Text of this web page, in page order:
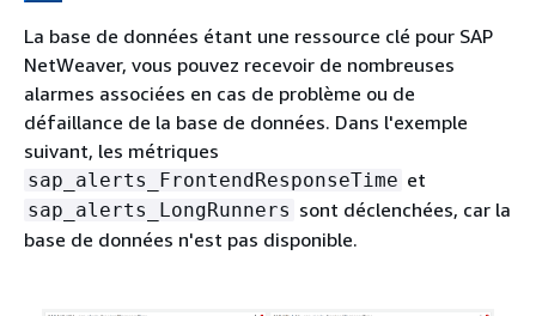
La base de données étant une ressource clé pour SAP
NetWeaver, vous pouvez recevoir de nombreuses
alarmes associées en cas de problème ou de
défaillance de la base de données. Dans l'exemple
suivant, les métriques
sap_alerts_FrontendResponseTime et
sap_alerts_LongRunners sont déclenchées, car la
base de données n'est pas disponible.